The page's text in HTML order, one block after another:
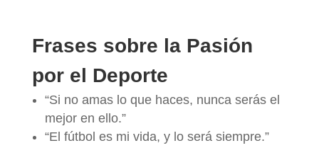
Frases sobre la Pasión
por el Deporte
“Si no amas lo que haces, nunca serás el
mejor en ello.”
“El fútbol es mi vida, y lo será siempre.”